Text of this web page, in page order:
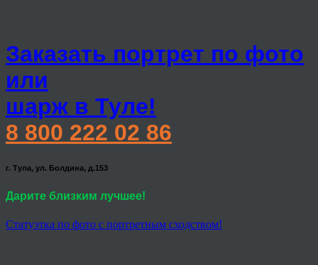
Заказать портрет по фото
или
шарж в Туле!
8 800 222 02 86
г. Тула, ул. Болдина, д.153
Дарите близким лучшее!
Статуэтка по фото с портретным сходством!